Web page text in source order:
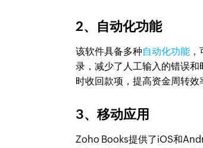
2、自动化功能
该软件具备多种自动化功能
录，减少了人工输入的错误
时收回款项，提高资金周转效
3、移动应用
Zoho Books提供了iOS和